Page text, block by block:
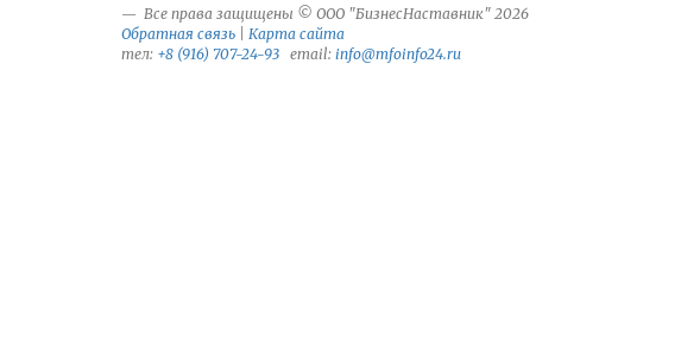
Все права защищены © ООО "БизнесНаставник" 2026
Обратная связь
Карта сайта
тел: +8 (916) 707-24-93 email: info@mfoinfo24.ru